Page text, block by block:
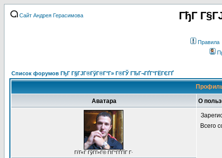
Сайт Андрея Герасимова ГђГ
Правила
Список форумов ГђГ Г§ГЈГ®ГўГ®Г°Г» Г®ГЎ ГЂГ¬ГҐГ°ГЁГЄГҐ
Аватара О
ГѓГ«Г ГўГ­Г»Г© ГІГ°ГҐГЇГ Г·
Всего